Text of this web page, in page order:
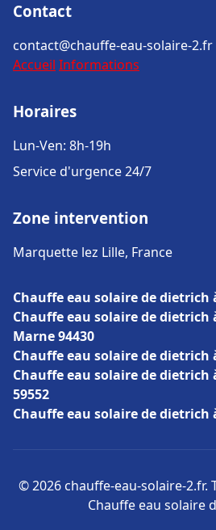
Contact
contact@chauffe-eau-solaire-2.fr
Accueil Informations
Horaires
Lun-Ven: 8h-19h
Service d'urgence 24/7
Zone intervention
Marquette lez Lille, France
Chauffe eau solaire de dietrich
Chauffe eau solaire de dietrich
Marne 94430
Chauffe eau solaire de dietrich
Chauffe eau solaire de dietrich
59552
Chauffe eau solaire de dietrich
© 2026 chauffe-eau-solaire-2.fr.
Chauffe eau solaire